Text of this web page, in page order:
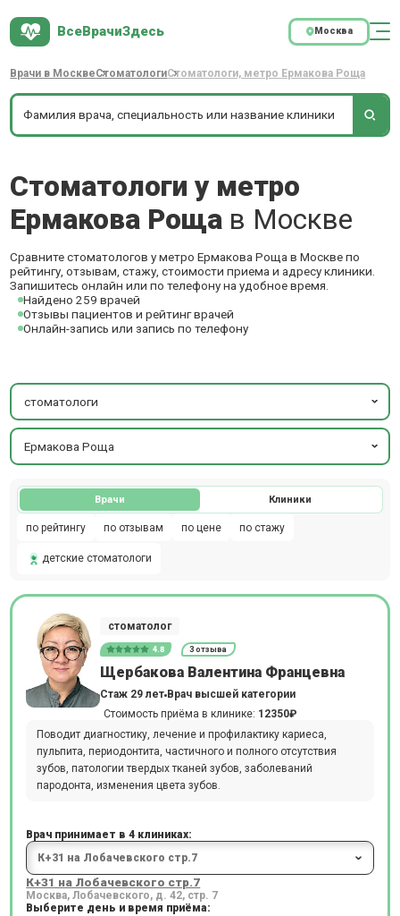
ВсеВрачиЗдесь Москва
Врачи в МосквеСтоматологиСтоматологи, метро Ермакова Роща
Стоматологи у метро
Ермакова Роща в Москве
Сравните стоматологов у метро Ермакова Роща в Москве по
рейтингу, отзывам, стажу, стоимости приема и адресу клиники.
Запишитесь онлайн или по телефону на удобное время.
Найдено 259 врачей
Отзывы пациентов и рейтинг врачей
Онлайн-запись или запись по телефону
стоматологи
Ермакова Роща
Врачи Клиники
по рейтингу по отзывам по цене по стажу
детские стоматологи
стоматолог
4.8 3 отзыва
Щербакова Валентина Францевна
Стаж 29 лет Врач высшей категории
Стоимость приёма в клинике: 12350₽
Поводит диагностику, лечение и профилактику кариеса,
пульпита, периодонтита, частичного и полного отсутствия
зубов, патологии твердых тканей зубов, заболеваний
пародонта, изменения цвета зубов.
Врач принимает в 4 клиниках:
К+31 на Лобачевского стр.7
Москва, Лобачевского, д. 42, стр. 7
Выберите день и время приёма: